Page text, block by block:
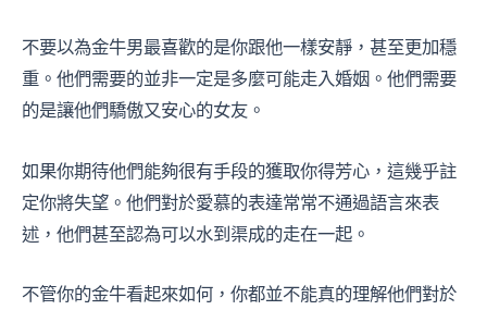
不要以為金牛男最喜歡的是你跟他一樣安靜，甚至更加穩
重。他們需要的並非一定是多麼可能走入婚姻。他們需要
的是讓他們驕傲又安心的女友。
如果你期待他們能夠很有手段的獲取你得芳心，這幾乎註
定你將失望。他們對於愛慕的表達常常不通過語言來表
述，他們甚至認為可以水到渠成的走在一起。
不管你的金牛看起來如何，你都並不能真的理解他們對於